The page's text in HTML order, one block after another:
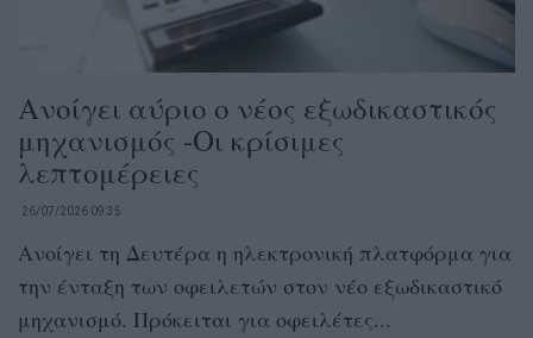
Ανοίγει αύριο ο νέος εξωδικαστικός
μηχανισμός -Οι κρίσιμες
λεπτομέρειες
26/07/2026 09:35
Ανοίγει τη Δευτέρα η ηλεκτρονική πλατφόρμα για
την ένταξη των οφειλετών στον νέο εξωδικαστικό
μηχανισμό. Πρόκειται για οφειλέτες...